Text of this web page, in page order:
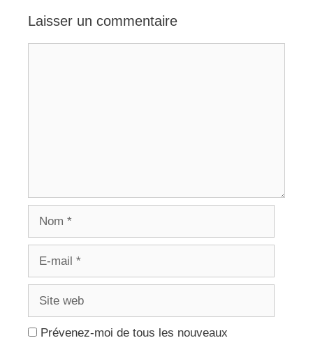
Laisser un commentaire
Prévenez-moi de tous les nouveaux